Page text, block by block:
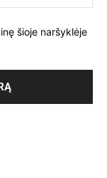
šioje naršyklėje